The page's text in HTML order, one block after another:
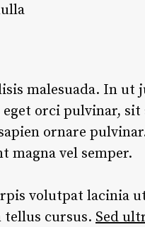
malesuada. In ut
orci pulvinar, sit
ornare
vel semper.
volutpat lacinia
cursus. Sed